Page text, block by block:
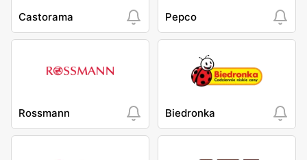
Castorama Pepco
Rossmann Biedronka